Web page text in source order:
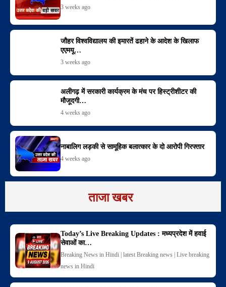
3 weeks ago
जौहर विश्वविद्यालय की इमारतें ढहाने के आदेश के खिलाफ
एएमयू…
3 weeks ago
अलीगढ़ में सरकारी कार्यक्रम के मंच पर हिस्ट्रीशीटर की
मौजूदगी…
4 weeks ago
नाबालिग लड़की से सामूहिक बलात्कार के दो आरोपी गिरफ्तार
4 weeks ago
ताजा खबर
Today’s Live Breaking Updates : मध्यप्रदेश में हवाई
सेवाओं का…
Breaking News in Hindi | latest Breaking news | Live breaking
news in Hindi